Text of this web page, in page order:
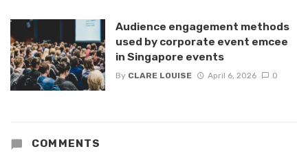
Audience engagement methods
used by corporate event emcee
in Singapore events
By CLARE LOUISE April 6, 2026 0
COMMENTS